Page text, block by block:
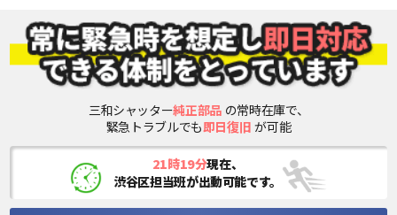
三和シャッター純正部品 の常時在庫で、
緊急トラブルでも即日復旧 が可能
21時19分現在、
渋谷区担当班が出動可能です。